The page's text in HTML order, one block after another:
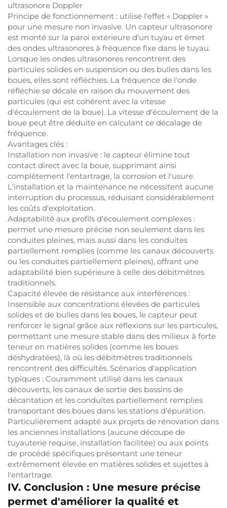
ultrasonore Doppler
Principe de fonctionnement : utilise l'effet « Doppler »
pour une mesure non invasive. Un capteur ultrasonore
est monté sur la paroi extérieure d'un tuyau et émet
des ondes ultrasonores à fréquence fixe dans le tuyau.
Lorsque les ondes ultrasonores rencontrent des
particules solides en suspension ou des bulles dans les
boues, elles sont réfléchies. La fréquence de l'onde
réfléchie se décale en raison du mouvement des
particules (qui est cohérent avec la vitesse
d'écoulement de la boue). La vitesse d'écoulement de la
boue peut être déduite en calculant ce décalage de
fréquence.
Avantages clés :
Installation non invasive : le capteur élimine tout
contact direct avec la boue, supprimant ainsi
complètement l'entartrage, la corrosion et l'usure.
L'installation et la maintenance ne nécessitent aucune
interruption du processus, réduisant considérablement
les coûts d'exploitation.
Adaptabilité aux profils d'écoulement complexes :
permet une mesure précise non seulement dans les
conduites pleines, mais aussi dans les conduites
partiellement remplies (comme les canaux découverts
ou les conduites partiellement pleines), offrant une
adaptabilité bien supérieure à celle des débitmètres
traditionnels.
Capacité élevée de résistance aux interférences :
Insensible aux concentrations élevées de particules
solides et de bulles dans les boues, le capteur peut
renforcer le signal grâce aux réflexions sur les particules,
permettant une mesure stable dans des milieux à forte
teneur en matières solides (comme les boues
déshydratées), là où les débitmètres traditionnels
rencontrent des difficultés. Scénarios d'application
typiques : Couramment utilisé dans les canaux
découverts, les canaux de sortie des bassins de
décantation et les conduites partiellement remplies
transportant des boues dans les stations d'épuration.
Particulièrement adapté aux projets de rénovation dans
les anciennes installations (aucune découpe de
tuyauterie requise, installation facilitée) ou aux points
de procédé spécifiques présentant une teneur
extrêmement élevée en matières solides et sujettes à
l'entartrage.
IV. Conclusion : Une mesure précise
permet d'améliorer la qualité et